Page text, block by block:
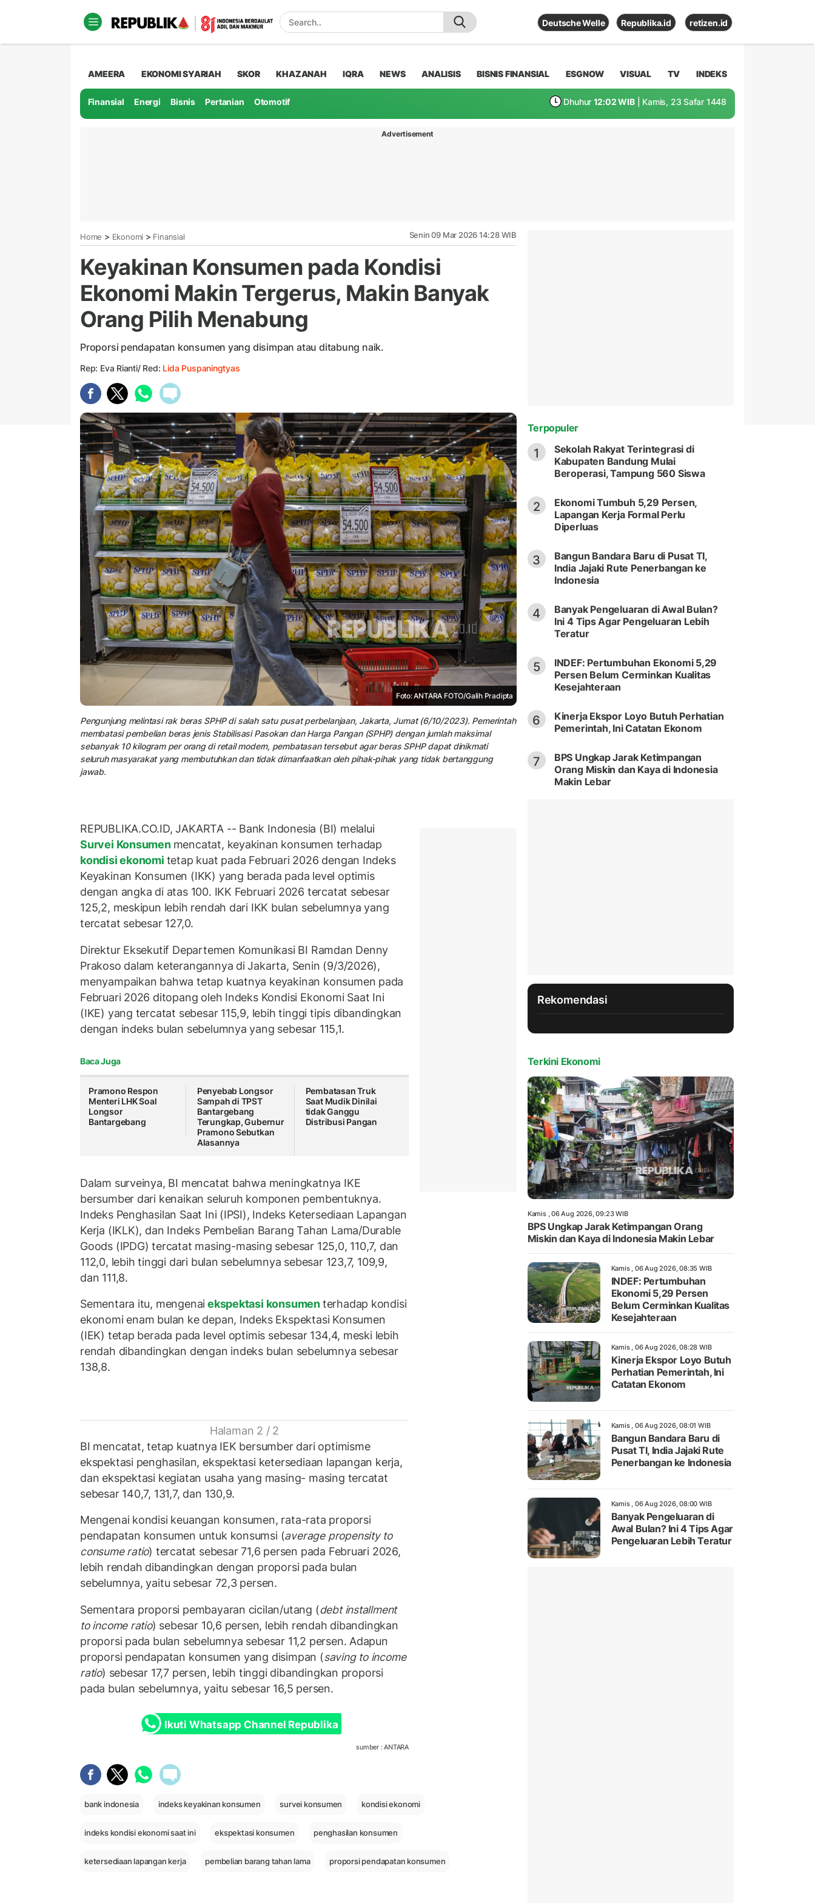
Deutsche Welle Republika.id retizen.id
AMEERA EKONOMI SYARIAH SKOR KHAZANAH IQRA NEWS ANALISIS BISNIS FINANSIAL ESGNOW VISUAL TV INDEKS
Finansial Energi Bisnis Pertanian Otomotif Dhuhur 12:02 WIB | Kamis, 23 Safar 1448
Advertisement
Home > Ekonomi > Finansial Senin 09 Mar 2026 14:28 WIB
Keyakinan Konsumen pada Kondisi
Ekonomi Makin Tergerus, Makin Banyak
Orang Pilih Menabung
Proporsi pendapatan konsumen yang disimpan atau ditabung naik.
Rep: Eva Rianti/ Red: Lida Puspaningtyas
Foto: ANTARA FOTO/Galih Pradipta
Pengunjung melintasi rak beras SPHP di salah satu pusat perbelanjaan, Jakarta, Jumat (6/10/2023). Pemerintah
membatasi pembelian beras jenis Stabilisasi Pasokan dan Harga Pangan (SPHP) dengan jumlah maksimal
sebanyak 10 kilogram per orang di retail modern, pembatasan tersebut agar beras SPHP dapat dinikmati
seluruh masyarakat yang membutuhkan dan tidak dimanfaatkan oleh pihak-pihak yang tidak bertanggung
jawab.
REPUBLIKA.CO.ID, JAKARTA -- Bank Indonesia (BI) melalui
Survei Konsumen mencatat, keyakinan konsumen terhadap
kondisi ekonomi tetap kuat pada Februari 2026 dengan Indeks
Keyakinan Konsumen (IKK) yang berada pada level optimis
dengan angka di atas 100. IKK Februari 2026 tercatat sebesar
125,2, meskipun lebih rendah dari IKK bulan sebelumnya yang
tercatat sebesar 127,0.
Direktur Eksekutif Departemen Komunikasi BI Ramdan Denny
Prakoso dalam keterangannya di Jakarta, Senin (9/3/2026),
menyampaikan bahwa tetap kuatnya keyakinan konsumen pada
Februari 2026 ditopang oleh Indeks Kondisi Ekonomi Saat Ini
(IKE) yang tercatat sebesar 115,9, lebih tinggi tipis dibandingkan
dengan indeks bulan sebelumnya yang sebesar 115,1.
Baca Juga
Pramono Respon
Menteri LHK Soal
Longsor
Bantargebang
Penyebab Longsor
Sampah di TPST
Bantargebang
Terungkap, Gubernur
Pramono Sebutkan
Alasannya
Pembatasan Truk
Saat Mudik Dinilai
tidak Ganggu
Distribusi Pangan
Dalam surveinya, BI mencatat bahwa meningkatnya IKE
bersumber dari kenaikan seluruh komponen pembentuknya.
Indeks Penghasilan Saat Ini (IPSI), Indeks Ketersediaan Lapangan
Kerja (IKLK), dan Indeks Pembelian Barang Tahan Lama/Durable
Goods (IPDG) tercatat masing-masing sebesar 125,0, 110,7, dan
112,0, lebih tinggi dari bulan sebelumnya sebesar 123,7, 109,9,
dan 111,8.
Sementara itu, mengenaiekspektasi konsumenterhadap kondisi
ekonomi enam bulan ke depan, Indeks Ekspektasi Konsumen
(IEK) tetap berada pada level optimis sebesar 134,4, meski lebih
rendah dibandingkan dengan indeks bulan sebelumnya sebesar
138,8.
Halaman 2 / 2
BI mencatat, tetap kuatnya IEK bersumber dari optimisme
ekspektasi penghasilan, ekspektasi ketersediaan lapangan kerja,
dan ekspektasi kegiatan usaha yang masing- masing tercatat
sebesar 140,7, 131,7, dan 130,9.
Mengenai kondisi keuangan konsumen, rata-rata proporsi
pendapatan konsumen untuk konsumsi (average propensity to
consume ratio) tercatat sebesar 71,6 persen pada Februari 2026,
lebih rendah dibandingkan dengan proporsi pada bulan
sebelumnya, yaitu sebesar 72,3 persen.
Sementara proporsi pembayaran cicilan/utang (debt installment
to income ratio) sebesar 10,6 persen, lebih rendah dibandingkan
proporsi pada bulan sebelumnya sebesar 11,2 persen. Adapun
proporsi pendapatan konsumen yang disimpan (saving to income
ratio) sebesar 17,7 persen, lebih tinggi dibandingkan proporsi
pada bulan sebelumnya, yaitu sebesar 16,5 persen.
Ikuti Whatsapp Channel Republika
sumber : ANTARA
bank indonesia indeks keyakinan konsumen survei konsumen kondisi ekonomi
indeks kondisi ekonomi saat ini ekspektasi konsumen penghasilan konsumen
ketersediaan lapangan kerja pembelian barang tahan lama proporsi pendapatan konsumen
Terpopuler
1
Sekolah Rakyat Terintegrasi di
Kabupaten Bandung Mulai
Beroperasi, Tampung 560 Siswa
2
Ekonomi Tumbuh 5,29 Persen,
Lapangan Kerja Formal Perlu
Diperluas
3
Bangun Bandara Baru di Pusat TI,
India Jajaki Rute Penerbangan ke
Indonesia
4
Banyak Pengeluaran di Awal Bulan?
Ini 4 Tips Agar Pengeluaran Lebih
Teratur
5
INDEF: Pertumbuhan Ekonomi 5,29
Persen Belum Cerminkan Kualitas
Kesejahteraan
6
Kinerja Ekspor Loyo Butuh Perhatian
Pemerintah, Ini Catatan Ekonom
7
BPS Ungkap Jarak Ketimpangan
Orang Miskin dan Kaya di Indonesia
Makin Lebar
Rekomendasi
Terkini Ekonomi
Kamis , 06 Aug 2026, 09:23 WIB
BPS Ungkap Jarak Ketimpangan Orang
Miskin dan Kaya di Indonesia Makin Lebar
Kamis , 06 Aug 2026, 08:35 WIB
INDEF: Pertumbuhan
Ekonomi 5,29 Persen
Belum Cerminkan Kualitas
Kesejahteraan
Kamis , 06 Aug 2026, 08:28 WIB
Kinerja Ekspor Loyo Butuh
Perhatian Pemerintah, Ini
Catatan Ekonom
Kamis , 06 Aug 2026, 08:01 WIB
Bangun Bandara Baru di
Pusat TI, India Jajaki Rute
Penerbangan ke Indonesia
Kamis , 06 Aug 2026, 08:00 WIB
Banyak Pengeluaran di
Awal Bulan? Ini 4 Tips Agar
Pengeluaran Lebih Teratur